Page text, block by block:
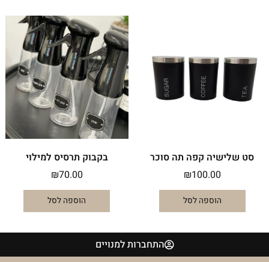
סט שלישיה קפה תה סוכר
₪100.00
הוספה לסל
בקבוק תרסיס למילוי
₪70.00
הוספה לסל
התחברות למנויים